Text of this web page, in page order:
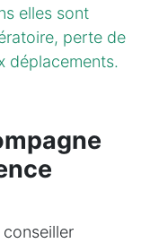
elles sont
perte de
déplacements.
conseiller